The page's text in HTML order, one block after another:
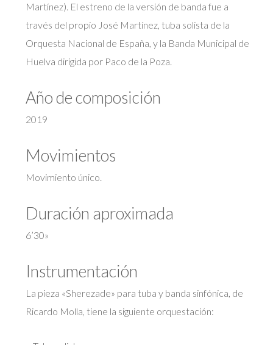
Martínez). El estreno de la versión de banda fue a
través del propio José Martínez, tuba solista de la
Orquesta Nacional de España, y la Banda Municipal de
Huelva dirigida por Paco de la Poza.
Año de composición
2019
Movimientos
Movimiento único.
Duración aproximada
6’30»
Instrumentación
La pieza «Sherezade» para tuba y banda sinfónica, de
Ricardo Molla, tiene la siguiente orquestación: